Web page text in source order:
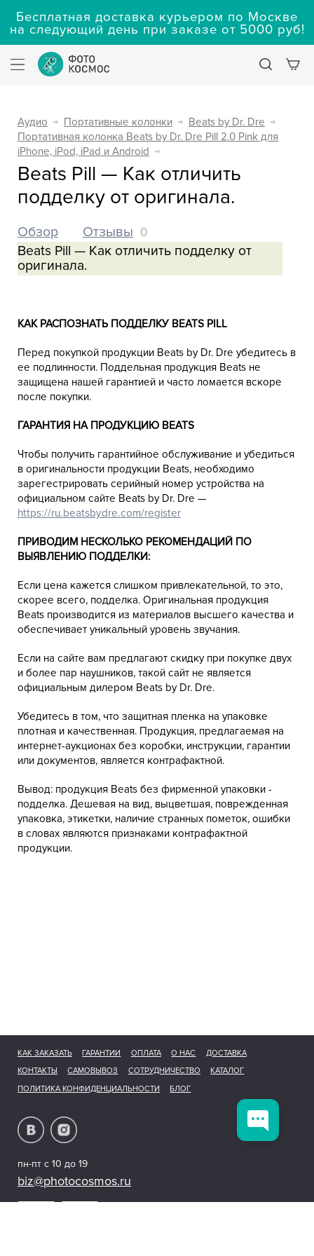
Бесплатная доставка курьером по Москве
на следующий день при заказе от 5000 руб!
Аудио → Портативные колонки → Beats by Dr. Dre →
Портативная колонка Beats by Dr. Dre Pill 2.0 Pink для
iPhone, iPod, iPad и Android →
Beats Pill — Как отличить
подделку от оригинала.
Обзор Отзывы 0
Beats Pill — Как отличить подделку от
оригинала.
КАК РАСПОЗНАТЬ ПОДДЕЛКУ BEATS PILL
Перед покупкой продукции Beats by Dr. Dre убедитесь в
ее подлинности. Поддельная продукция Beats не
защищена нашей гарантией и часто ломается вскоре
после покупки.
ГАРАНТИЯ НА ПРОДУКЦИЮ BEATS
Чтобы получить гарантийное обслуживание и убедиться
в оригинальности продукции Beats, необходимо
зарегестрировать серийный номер устройства на
официальном сайте Beats by Dr. Dre —
https://ru.beatsbydre.com/register
ПРИВОДИМ НЕСКОЛЬКО РЕКОМЕНДАЦИЙ ПО
ВЫЯВЛЕНИЮ ПОДДЕЛКИ:
Если цена кажется слишком привлекательной, то это,
скорее всего, подделка. Оригинальная продукция
Beats производится из материалов высшего качества и
обеспечивает уникальный уровень звучания.
Если на сайте вам предлагают скидку при покупке двух
и более пар наушников, такой сайт не является
официальным дилером Beats by Dr. Dre.
Убедитесь в том, что защитная пленка на упаковке
плотная и качественная. Продукция, предлагаемая на
интернет-аукционах без коробки, инструкции, гарантии
или документов, является контрафактной.
Вывод: продукция Beats без фирменной упаковки -
подделка. Дешевая на вид, выцветшая, поврежденная
упаковка, этикетки, наличие странных пометок, ошибки
в словах являются признаками контрафактной
продукции.
КАК ЗАКАЗАТЬ ГАРАНТИИ ОПЛАТА О НАС
ДОСТАВКА
КОНТАКТЫ
САМОВЫВОЗ СОТРУДНИЧЕСТВО
КАТАЛОГ
ПОЛИТИКА КОНФИДЕНЦИАЛЬНОСТИ
БЛОГ
пн-пт с 10 до 19
biz@photocosmos.ru